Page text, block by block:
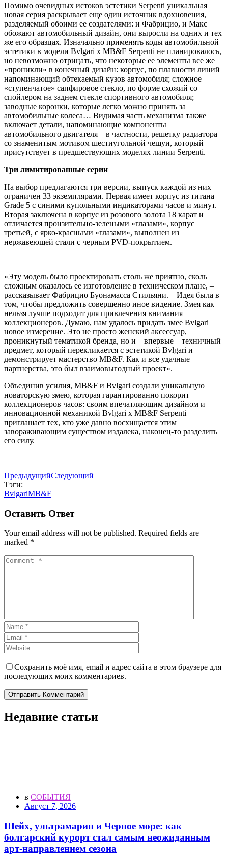
Помимо очевидных истоков эстетики Serpenti уникальная
новая серия раскрывает еще один источник вдохновения,
разделяемый обоими ее создателями: и Фабрицио, и Макс
обожают автомобильный дизайн, они выросли на одних и тех
же его образцах. Изначально применять коды автомобильной
эстетики в модели Bvlgari x MB&F Serpenti не планировалось,
но невозможно отрицать, что некоторые ее элементы все же
«проникли» в конечный дизайн: корпус, по плавности линий
напоминающий обтекаемый кузов автомобиля; сложное
«ступенчатое» сапфировое стекло, по форме схожий со
спойлером на заднем стекле спортивного автомобиля;
заводные коронки, которые легко можно принять за
автомобильные колеса… Видимая часть механизма также
включает детали, напоминающие компоненты
автомобильного двигателя – в частности, решетку радиатора
со знаменитым мотивом шестиугольной чешуи, который
присутствует в предшествующих моделях линии Serpenti.
Три лимитированные серии
На выбор предлагаются три версии, выпуск каждой из них
ограничен 33 экземплярами. Первая имеет корпус из титана
Grade 5 с синими купольными индикаторами часов и минут.
Вторая заключена в корпус из розового золота 18 карат и
отличается пронзительно-зелеными «глазами», корпус
третьей, с ярко-красными «глазами», выполнен из
нержавеющей стали с черным PVD-покрытием.
«Эту модель было проектировать столь же приятно, сколь
сложным оказалось ее изготовление в техническом плане, –
рассказывает Фабрицио Буонамасса Стильяни. – Идея была в
том, чтобы предложить совершенно иное видение. Змея как
нельзя лучше подходит для привлечения внимания
коллекционеров. Думаю, нам удалось придать змее Bvlgari
новое измерение. Это не просто женский аксессуар,
проникнутый тематикой бренда, но и – впервые – техничный
предмет, который перекликается с эстетикой Bvlgari и
демонстрирует мастерство MB&F. Как и все удачные
партнерства, это был взаимовыгодный проект».
Объединив усилия, MB&F и Bvlgari создали уникальную
новаторскую змею, которая гарантированно покорит
коллекционеров часов: своим впечатляющим дизайном и
инновационной механикой Bvlgari x MB&F Serpenti
приглашает тех, кто уже давно восхищается этим
завораживающим существом издалека, наконец-то разделить
его силу.
ПредыдущийСледующий
Тэги:
BvlgariMB&F
Оставить Ответ
Your email address will not be published. Required fields are
marked *
Сохранить моё имя, email и адрес сайта в этом браузере для
последующих моих комментариев.
Отправить Комментарий
Недавние статьи
в СОБЫТИЯ
Август 7, 2026
Шейх, ультрамарин и Черное море: как
болгарский курорт стал самым неожиданным
арт-направлением сезона